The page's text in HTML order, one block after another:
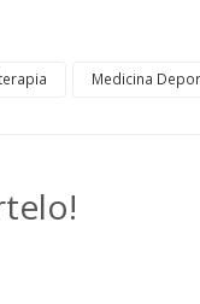
Medicina